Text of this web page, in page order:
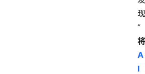
现
”
将
A
l